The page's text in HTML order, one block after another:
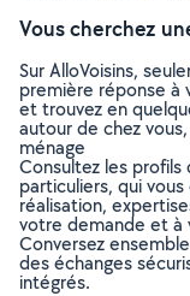
Vous cherchez
Sur AlloVoisins,
première réponse à
et trouvez en
autour de chez
ménage
Consultez les
particuliers, qui
réalisation,
votre demande et à
Conversez
des échanges
intégrés.